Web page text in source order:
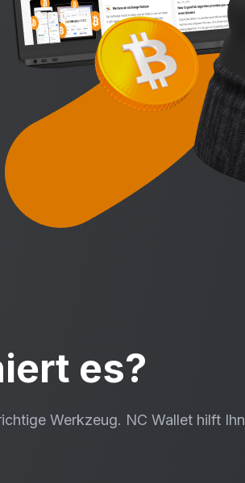
es?
Werkzeug. NC Wallet hilft